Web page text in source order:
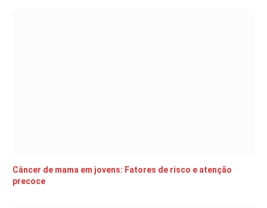
Câncer de mama em jovens: Fatores de risco e atenção
precoce